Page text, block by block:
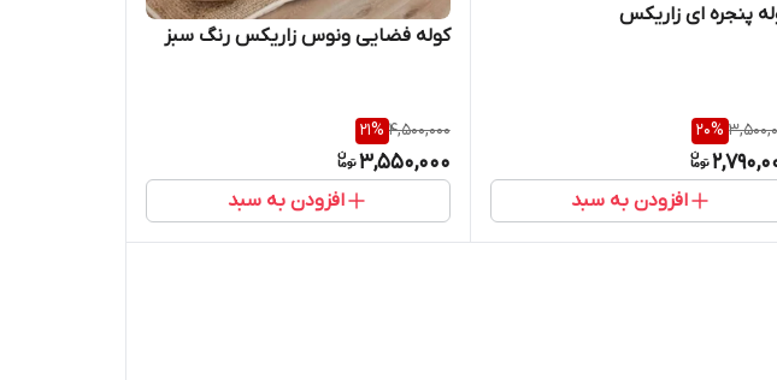
پنجره ای زاریکس
20%
افزودن به سبد
کوله فضایی ونوس زاریکس رنگ سبز
4,500,000
21%
3,550,000
افزودن به سبد